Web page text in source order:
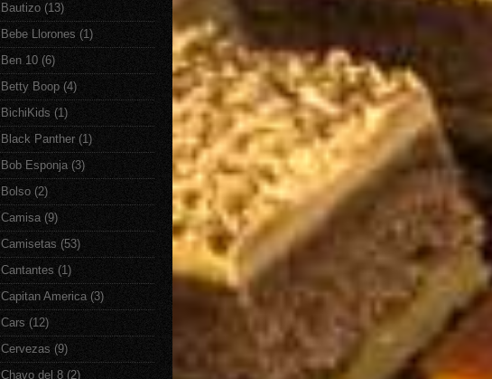
Bautizo (13)
Bebe Llorones (1)
Ben 10 (6)
Betty Boop (4)
BichiKids (1)
Black Panther (1)
Bob Esponja (3)
Bolso (2)
Camisa (9)
Camisetas (53)
Cantantes (1)
Capitan America (3)
Cars (12)
Cervezas (9)
Chavo del 8 (2)